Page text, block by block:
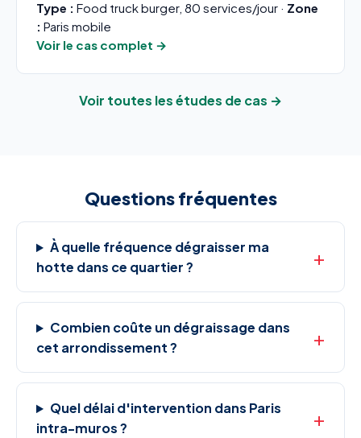
Type : Food truck burger, 80 services/jour · Zone
: Paris mobile
Voir le cas complet →
Voir toutes les études de cas →
Questions fréquentes
À quelle fréquence dégraisser ma
hotte dans ce quartier ?
Combien coûte un dégraissage dans
cet arrondissement ?
Quel délai d'intervention dans Paris
intra-muros ?